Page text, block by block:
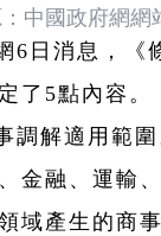
：中國政府網網
6日消息，《
了5點內容。
調解適用範
金融、運輸
域產生的商